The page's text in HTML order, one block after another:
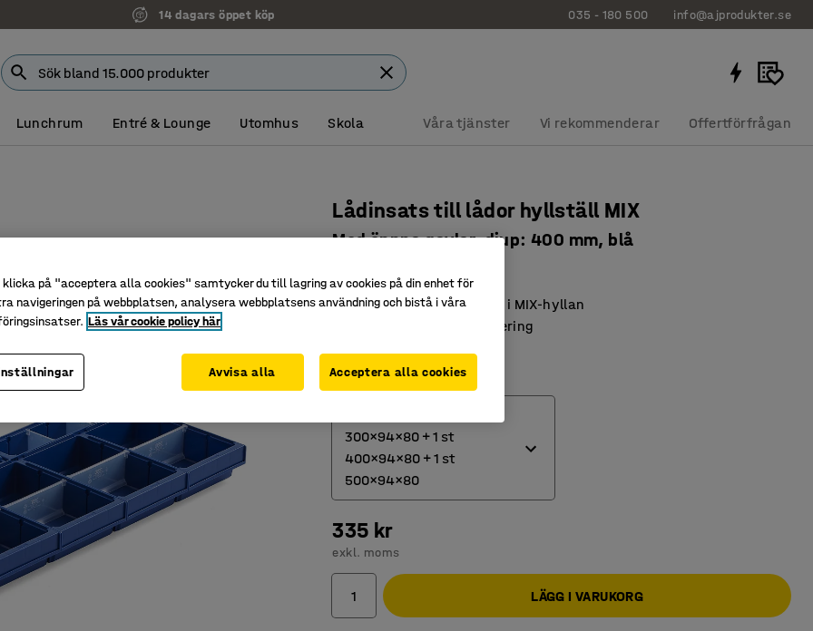
14 dagars öppet köp 035 - 180 500 info@ajprodukter.se
Lunchrum Entré & Lounge Utomhus Skola Våra tjänster Vi rekommenderar Offertförfrågan
Lådinsats till lådor hyllställ MIX
Med öppna gavlar, djup: 400 mm, blå
Möjliggör bättre struktur i MIX-hyllan
Avdelare förenklar hantering
Backarnas storlek
300x94x80 + 1 st
400x94x80 + 1 st
500x94x80
4 st 300x188x80 + 1 st 300x94x80 + 1 st 400x94x80 + 1 st 500x94x80
4 st 400x188x80 + 2 st 400x94x80 + 1 st 500x94x80
335 kr
exkl. moms
LÄGG I VARUKORG
på "acceptera alla cookies" samtycker du till lagring av cookies på din enhet för
navigeringen på webbplatsen, analysera webbplatsens användning och bistå i våra
Läs vår cookie policy här
Avvisa alla Acceptera alla cookies